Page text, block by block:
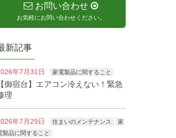
お問い合わせ
お気軽にお問い合わせください。
新記事
年7月31日 家電製品に関すること
【御宿台】エアコン冷えない！緊急
理
年7月29日 住まいのメンテナンス
家
製品に関すること